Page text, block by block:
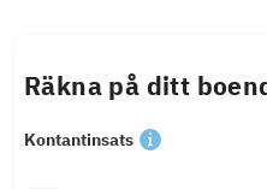
Räkna på ditt
Kontantinsats